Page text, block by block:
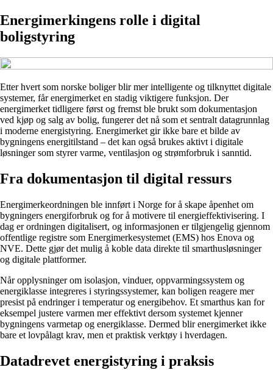
Energimerkingens rolle i digital
boligstyring
Etter hvert som norske boliger blir mer intelligente og tilknyttet digitale
systemer, får energimerket en stadig viktigere funksjon. Der
energimerket tidligere først og fremst ble brukt som dokumentasjon
ved kjøp og salg av bolig, fungerer det nå som et sentralt datagrunnlag
i moderne energistyring. Energimerket gir ikke bare et bilde av
bygningens energitilstand – det kan også brukes aktivt i digitale
løsninger som styrer varme, ventilasjon og strømforbruk i sanntid.
Fra dokumentasjon til digital ressurs
Energimerkeordningen ble innført i Norge for å skape åpenhet om
bygningers energiforbruk og for å motivere til energieffektivisering. I
dag er ordningen digitalisert, og informasjonen er tilgjengelig gjennom
offentlige registre som Energimerkesystemet (EMS) hos Enova og
NVE. Dette gjør det mulig å koble data direkte til smarthusløsninger
og digitale plattformer.
Når opplysninger om isolasjon, vinduer, oppvarmingssystem og
energiklasse integreres i styringssystemer, kan boligen reagere mer
presist på endringer i temperatur og energibehov. Et smarthus kan for
eksempel justere varmen mer effektivt dersom systemet kjenner
bygningens varmetap og energiklasse. Dermed blir energimerket ikke
bare et lovpålagt krav, men et praktisk verktøy i hverdagen.
Datadrevet energistyring i praksis